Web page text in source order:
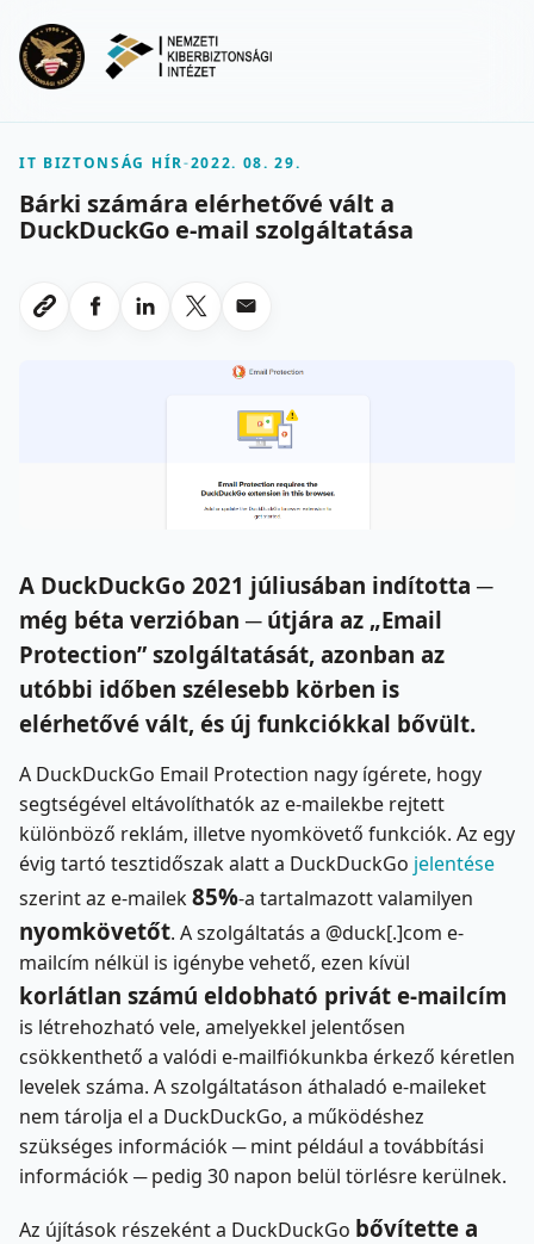
IT BIZTONSÁG HÍR-2022. 08. 29.
Bárki számára elérhetővé vált a
DuckDuckGo e-mail szolgáltatása
Link masolasa
Megosztas Facebookon
Megosztas LinkedInen
Megosztas X-en
Megosztas emailben
A DuckDuckGo 2021 júliusában indította ─
még béta verzióban ─ útjára az „Email
Protection” szolgáltatását, azonban az
utóbbi időben szélesebb körben is
elérhetővé vált, és új funkciókkal bővült.
A DuckDuckGo Email Protection nagy ígérete, hogy
segtségével eltávolíthatók az e-mailekbe rejtett
különböző reklám, illetve nyomkövető funkciók. Az egy
évig tartó tesztidőszak alatt a DuckDuckGo jelentése
szerint az e-mailek85%-a tartalmazott valamilyen
nyomkövetőt. A szolgáltatás a @duck[.]com e-
mailcím nélkül is igénybe vehető, ezen kívül
korlátlan számú eldobható privát e-mailcím
is létrehozható vele, amelyekkel jelentősen
csökkenthető a valódi e-mailfiókunkba érkező kéretlen
levelek száma. A szolgáltatáson áthaladó e-maileket
nem tárolja el a DuckDuckGo, a működéshez
szükséges információk ─ mint például a továbbítási
információk ─ pedig 30 napon belül törlésre kerülnek.
Az újítások részeként a DuckDuckGo bővítette a